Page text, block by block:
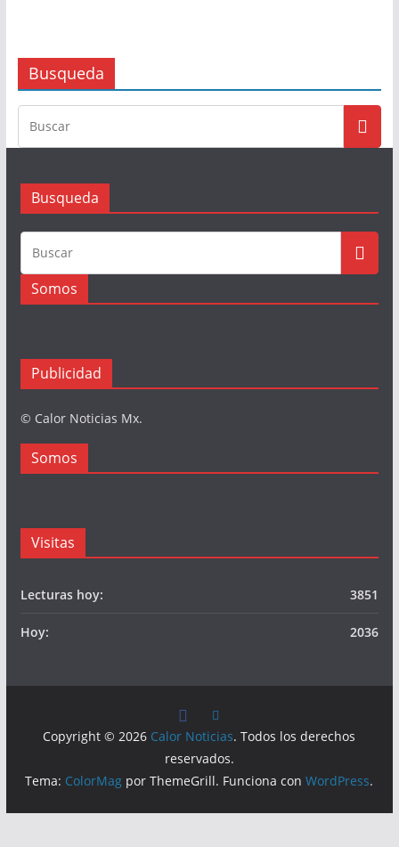
Busqueda
Busqueda
Somos
Publicidad
© Calor Noticias Mx.
Somos
Visitas
3851
Lecturas hoy:
2036
Hoy:
Copyright © 2026 Calor Noticias. Todos los derechos
reservados.
Tema: ColorMag por ThemeGrill. Funciona conWordPress.